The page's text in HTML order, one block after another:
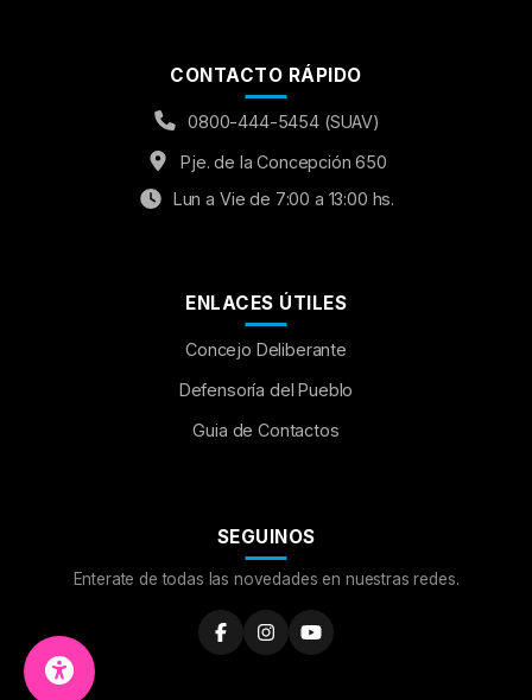
CONTACTO RÁPIDO
0800-444-5454 (SUAV)
Pje. de la Concepción 650
Lun a Vie de 7:00 a 13:00 hs.
ENLACES ÚTILES
Concejo Deliberante
Defensoría del Pueblo
Guia de Contactos
SEGUINOS
Enterate de todas las novedades en nuestras redes.
Aumentar Fuente
OFF
Leer al pasar el mouse